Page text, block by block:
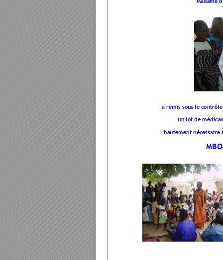
Madame
a remis sous le contrôle
un lot de
hautement nécessaire